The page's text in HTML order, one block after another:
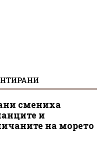
смениха
и
на морето